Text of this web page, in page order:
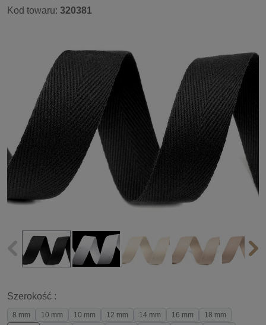
Kod towaru: 320381
Szerokość :
8 mm 10 mm 10 mm 12 mm 14 mm 16 mm
18 mm